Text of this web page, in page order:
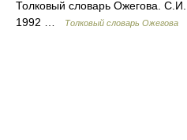
Толковый словарь Ожегова.
1992 …
Толковый словарь Ожегова